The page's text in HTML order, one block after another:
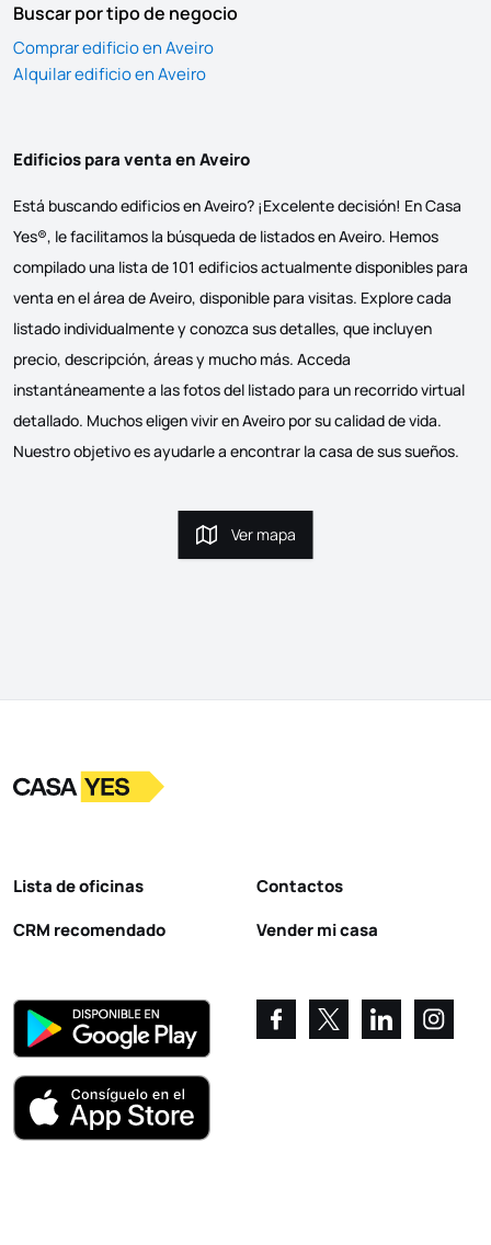
Buscar por tipo de negocio
Comprar edificio en Aveiro
Alquilar edificio en Aveiro
Edificios para venta en Aveiro
Está buscando edificios en Aveiro? ¡Excelente decisión! En Casa
Yes®, le facilitamos la búsqueda de listados en Aveiro. Hemos
compilado una lista de 101 edificios actualmente disponibles para
venta en el área de Aveiro, disponible para visitas. Explore cada
listado individualmente y conozca sus detalles, que incluyen
precio, descripción, áreas y mucho más. Acceda
instantáneamente a las fotos del listado para un recorrido virtual
detallado. Muchos eligen vivir en Aveiro por su calidad de vida.
Nuestro objetivo es ayudarle a encontrar la casa de sus sueños.
Ver mapa
Ver mapa
Logotipo Ir a la página de inicio
Lista de oficinas
CRM recomendado
Contactos
Vender mi casa